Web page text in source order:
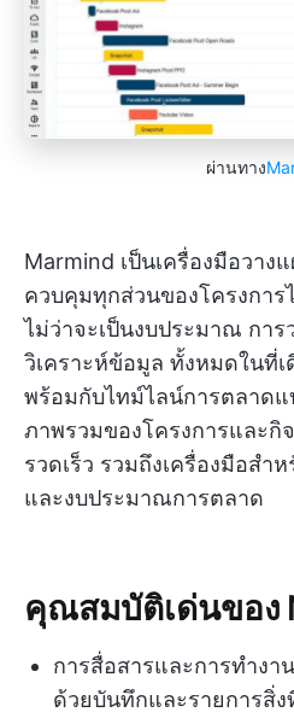
ผ่านทาง
Marmind เป็นเครื่องมือวา
ควบคุมทุกส่วนของโครงกา
ไม่ว่าจะเป็นงบประมาณ การ
วิเคราะห์ข้อมูล ทั้งหมดในที่
พร้อมกับไทม์ไลน์การตลาด
ภาพรวมของโครงการและกิ
รวดเร็ว รวมถึงเครื่องมือส
และงบประมาณการตลาด
คุณสมบัติเด่นของ
การสื่อสารและการทำง
ด้วยบันทึกและรายการสิ่